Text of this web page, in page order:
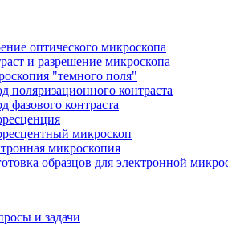
оптического микроскопа
и разрешение микроскопа
"темного поля"
поляризационного контраста
фазового контраста
микроскоп
микроскопия
образцов для электронной
и задачи